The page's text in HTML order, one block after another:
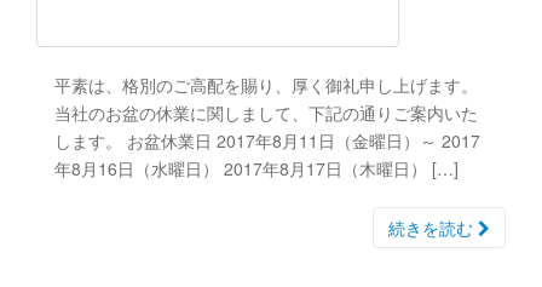
平素は、格別のご高配を賜り、厚く御礼申し上げます。
当社のお盆の休業に関しまして、下記の通りご案内いた
します。 お盆休業日 2017年8月11日（金曜日）～ 2017
年8月16日（水曜日） 2017年8月17日（木曜日） […]
続きを読む